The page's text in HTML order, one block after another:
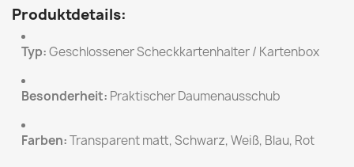
Produktdetails:
Typ:Geschlossener Scheckkartenhalter / Kartenbox
Besonderheit: Praktischer Daumenausschub
Farben:Transparent matt, Schwarz, Weiß, Blau, Rot